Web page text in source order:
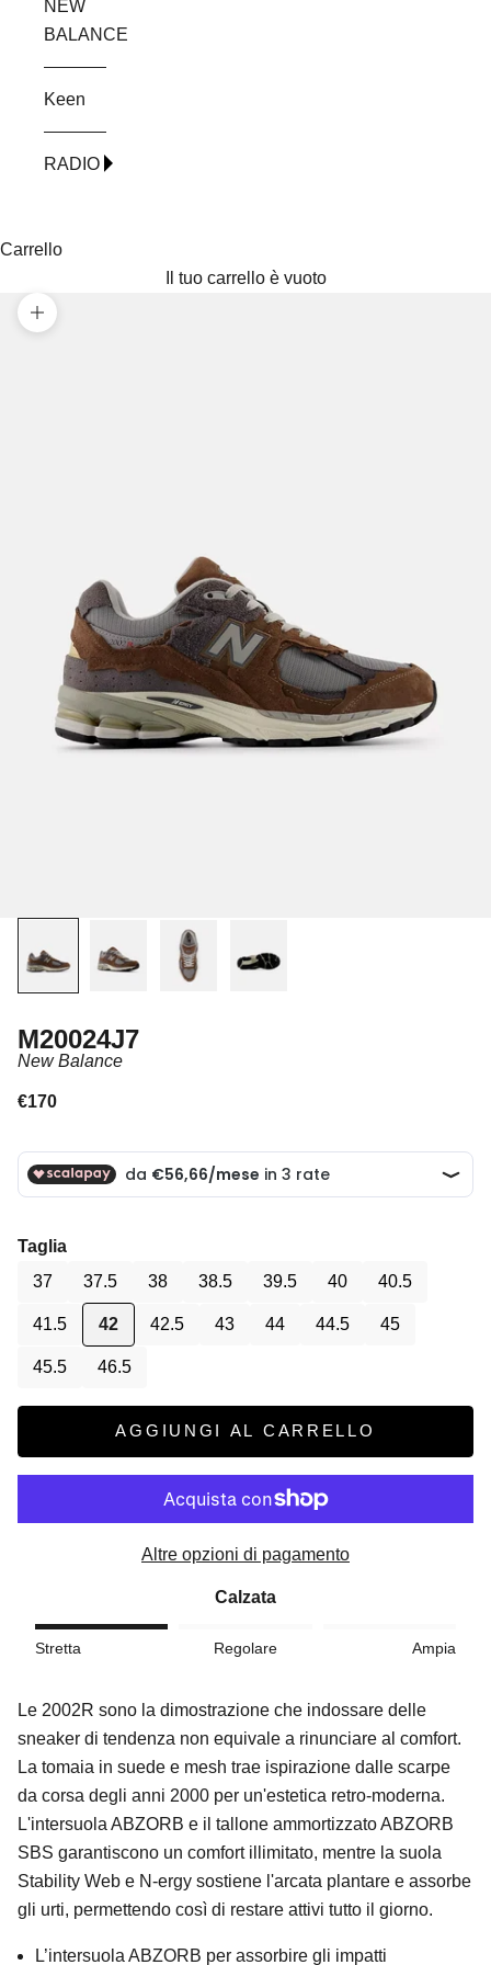
NEW
BALANCE
Keen
RADIO
Carrello
Il tuo carrello è vuoto
Ingrandisci immagine
M20024J7
New Balance
Prezzo scontato
€170
Taglia
37
37.5 38 38.5 39.5 40 40.5
41.5 42 42.5 43 44 44.5 45
45.5 46.5
AGGIUNGI AL CARRELLO
Altre opzioni di pagamento
Calzata
Stretta Regolare Ampia
Le 2002R sono la dimostrazione che indossare delle
sneaker di tendenza non equivale a rinunciare al comfort.
La tomaia in suede e mesh trae ispirazione dalle scarpe
da corsa degli anni 2000 per un'estetica retro-moderna.
L'intersuola ABZORB e il tallone ammortizzato ABZORB
SBS garantiscono un comfort illimitato, mentre la suola
Stability Web e N-ergy sostiene l'arcata plantare e assorbe
gli urti, permettendo così di restare attivi tutto il giorno.
L’intersuola ABZORB per assorbire gli impatti